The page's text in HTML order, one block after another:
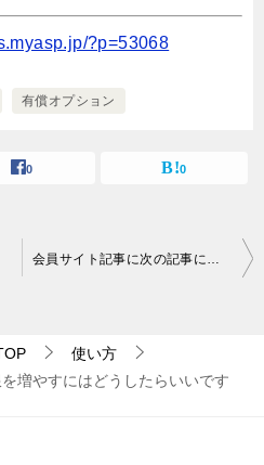
?p=53068
有償オプション
0 0
使い方
増やすにはどうしたらいいです